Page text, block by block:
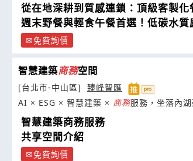
從在地深耕到質感連鎖：頂級客製
週末野餐與輕食午餐首選！低碳水
免費詢價
智慧建築商務空間
[台北市-中山區]
臻峰智匯
AI × ESG × 智慧建築 × 商務服務，坐落內
智慧建築商務服務
共享空間介紹
免費詢價